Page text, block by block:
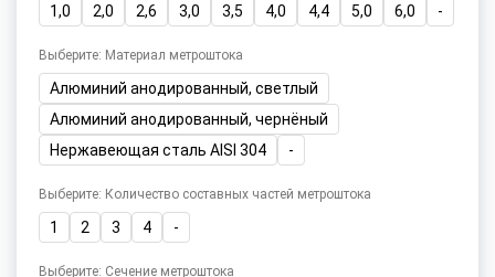
1,0 2,0 2,6 3,0 3,5 4,0 4,4 5,0 6,0 -
Выберите: Материал метроштока
Алюминий анодированный, светлый
Алюминий анодированный, чернёный
Нержавеющая сталь AISI 304
-
Выберите: Количество составных частей метроштока
1 2 3 4 -
Выберите: Сечение метроштока